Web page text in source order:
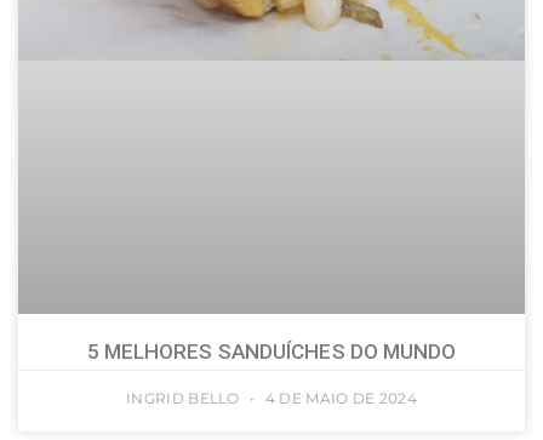
5 MELHORES SANDUÍCHES DO MUNDO
INGRID BELLO 4 DE MAIO DE 2024